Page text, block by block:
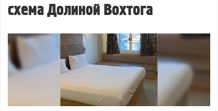
схема Долиной Вохтога